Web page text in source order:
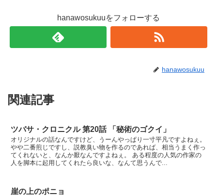
hanawosukuuをフォローする
hanawosukuu
関連記事
ツバサ・クロニクル 第20話 「秘術のゴクイ」
オリジナルの話なんですけど、うーんやっぱり一寸平凡ですよねぇ。
やや二番煎じですし、説教臭い物を作るのであれば、相当うまく作っ
てくれないと、なんか厭なんですよねぇ。 ある程度の人気の作家の
人を脚本に起用してくれたら良いな、なんて思うんで...
崖の上のポニョ